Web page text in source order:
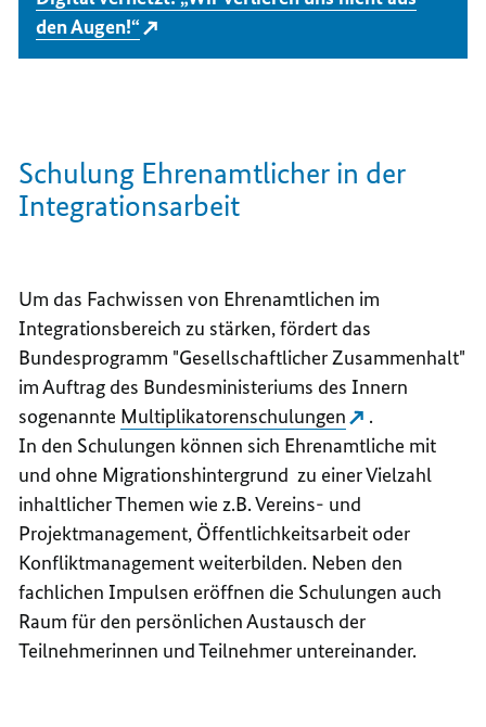
den Augen!“
Schulung Ehrenamtlicher in der
Integrationsarbeit
Um das Fachwissen von Ehrenamtlichen im
Integrationsbereich zu stärken, fördert das
Bundesprogramm "Gesellschaftlicher Zusammenhalt"
im Auftrag des Bundesministeriums des Innern
sogenannte Multiplikatorenschulungen
.
In den Schulungen können sich Ehrenamtliche mit
und ohne Migrationshintergrund zu einer Vielzahl
inhaltlicher Themen wie z.B. Vereins- und
Projektmanagement, Öffentlichkeitsarbeit oder
Konfliktmanagement weiterbilden. Neben den
fachlichen Impulsen eröffnen die Schulungen auch
Raum für den persönlichen Austausch der
Teilnehmerinnen und Teilnehmer untereinander.